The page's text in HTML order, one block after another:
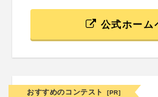
公式ホーム
おすすめのコンテスト [PR]